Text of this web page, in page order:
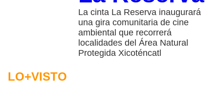
La cinta La Reserva inaugurará
una gira comunitaria de cine
ambiental que recorrerá
localidades del Área Natural
Protegida Xicoténcatl
LO+VISTO